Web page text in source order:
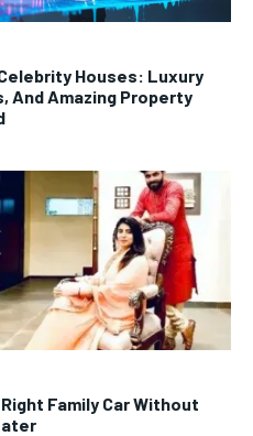
Houses: Luxury
And Amazing Property
Family Car Without